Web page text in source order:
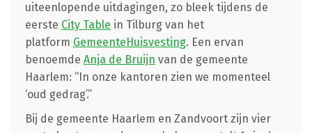
uiteenlopende uitdagingen, zo bleek tijdens de
eerste City Table in Tilburg van het
platform GemeenteHuisvesting. Een ervan
benoemde Anja de Bruijn van de gemeente
Haarlem: “In onze kantoren zien we momenteel
‘oud gedrag’.”
Bij de gemeente Haarlem en Zandvoort zijn vier